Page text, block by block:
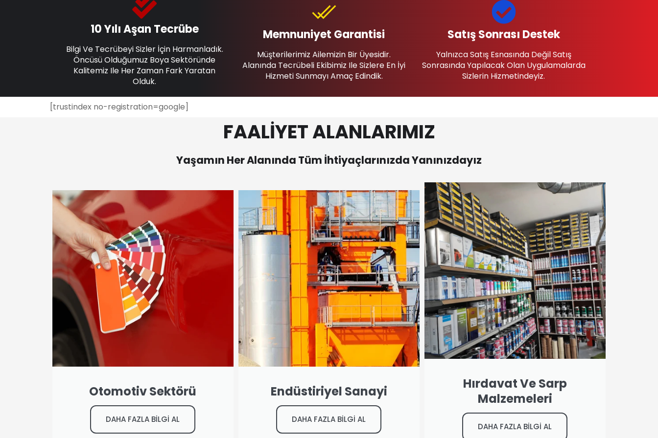
10 Yılı Aşan Tecrübe
Bilgi Ve Tecrübeyi Sizler İçin Harmanladık.
Öncüsü Olduğumuz Boya Sektöründe
Kalitemiz Ile Her Zaman Fark Yaratan
Olduk.
Memnuniyet Garantisi
Müşterilerimiz Ailemizin Bir Üyesidir.
Alanında Tecrübeli Ekibimiz Ile Sizlere En İyi
Hizmeti Sunmayı Amaç Edindik.
Satış Sonrası Destek
Yalnızca Satış Esnasında Değil Satış
Sonrasında Yapılacak Olan Uygulamalarda
Sizlerin Hizmetindeyiz.
[trustindex no-registration=google]
FAALİYET ALANLARIMIZ
Yaşamın Her Alanında Tüm İhtiyaçlarınızda Yanınızdayız
Otomotiv Sektörü
DAHA FAZLA BİLGİ AL
Endüstiriyel Sanayi
DAHA FAZLA BİLGİ AL
Hırdavat Ve Sarp
Malzemeleri
DAHA FAZLA BİLGİ AL